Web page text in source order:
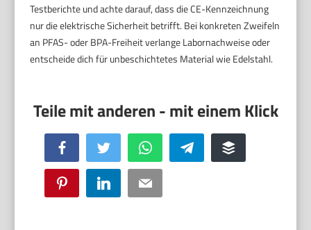
Testberichte und achte darauf, dass die CE-Kennzeichnung
nur die elektrische Sicherheit betrifft. Bei konkreten Zweifeln
an PFAS- oder BPA-Freiheit verlange Labornachweise oder
entscheide dich für unbeschichtetes Material wie Edelstahl.
Facebook Twitter WhatsApp Telegram Buffer
Pinterest LinkedIn Email